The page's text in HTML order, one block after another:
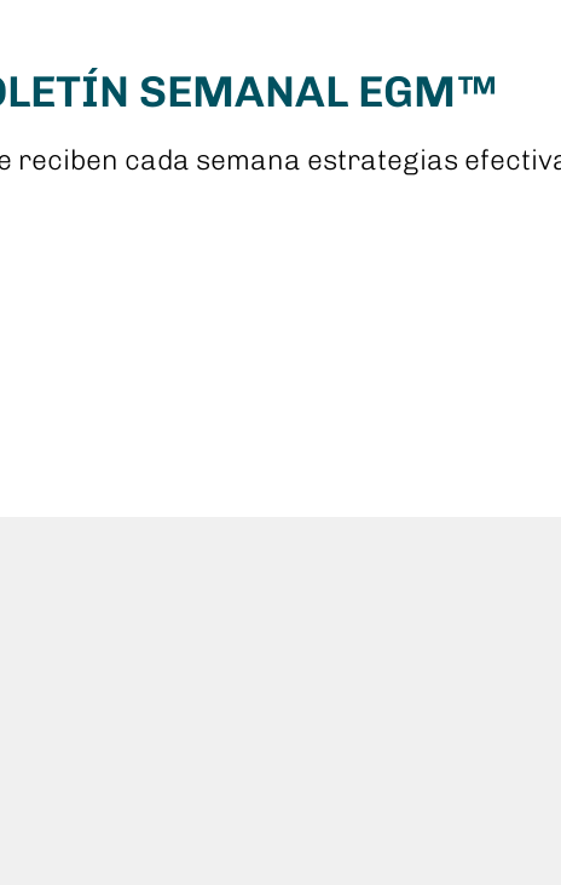
SEMANAL EGM™
reciben cada semana estrategias